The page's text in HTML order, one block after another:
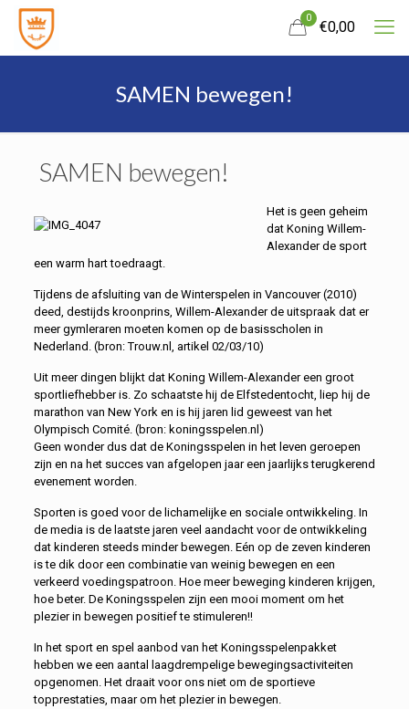
0
€0,00
SAMEN bewegen!
SAMEN bewegen!
Het is geen geheim
dat Koning Willem-
Alexander de sport
een warm hart toedraagt.
Tijdens de afsluiting van de Winterspelen in Vancouver (2010)
deed, destijds kroonprins, Willem-Alexander de uitspraak dat er
meer gymleraren moeten komen op de basisscholen in
Nederland. (bron: Trouw.nl, artikel 02/03/10)
Uit meer dingen blijkt dat Koning Willem-Alexander een groot
sportliefhebber is. Zo schaatste hij de Elfstedentocht, liep hij de
marathon van New York en is hij jaren lid geweest van het
Olympisch Comité. (bron: koningsspelen.nl)
Geen wonder dus dat de Koningsspelen in het leven geroepen
zijn en na het succes van afgelopen jaar een jaarlijks terugkerend
evenement worden.
Sporten is goed voor de lichamelijke en sociale ontwikkeling. In
de media is de laatste jaren veel aandacht voor de ontwikkeling
dat kinderen steeds minder bewegen. Eén op de zeven kinderen
is te dik door een combinatie van weinig bewegen en een
verkeerd voedingspatroon. Hoe meer beweging kinderen krijgen,
hoe beter. De Koningsspelen zijn een mooi moment om het
plezier in bewegen positief te stimuleren!!
In het sport en spel aanbod van het Koningsspelenpakket
hebben we een aantal laagdrempelige bewegingsactiviteiten
opgenomen. Het draait voor ons niet om de sportieve
topprestaties, maar om het plezier in bewegen.